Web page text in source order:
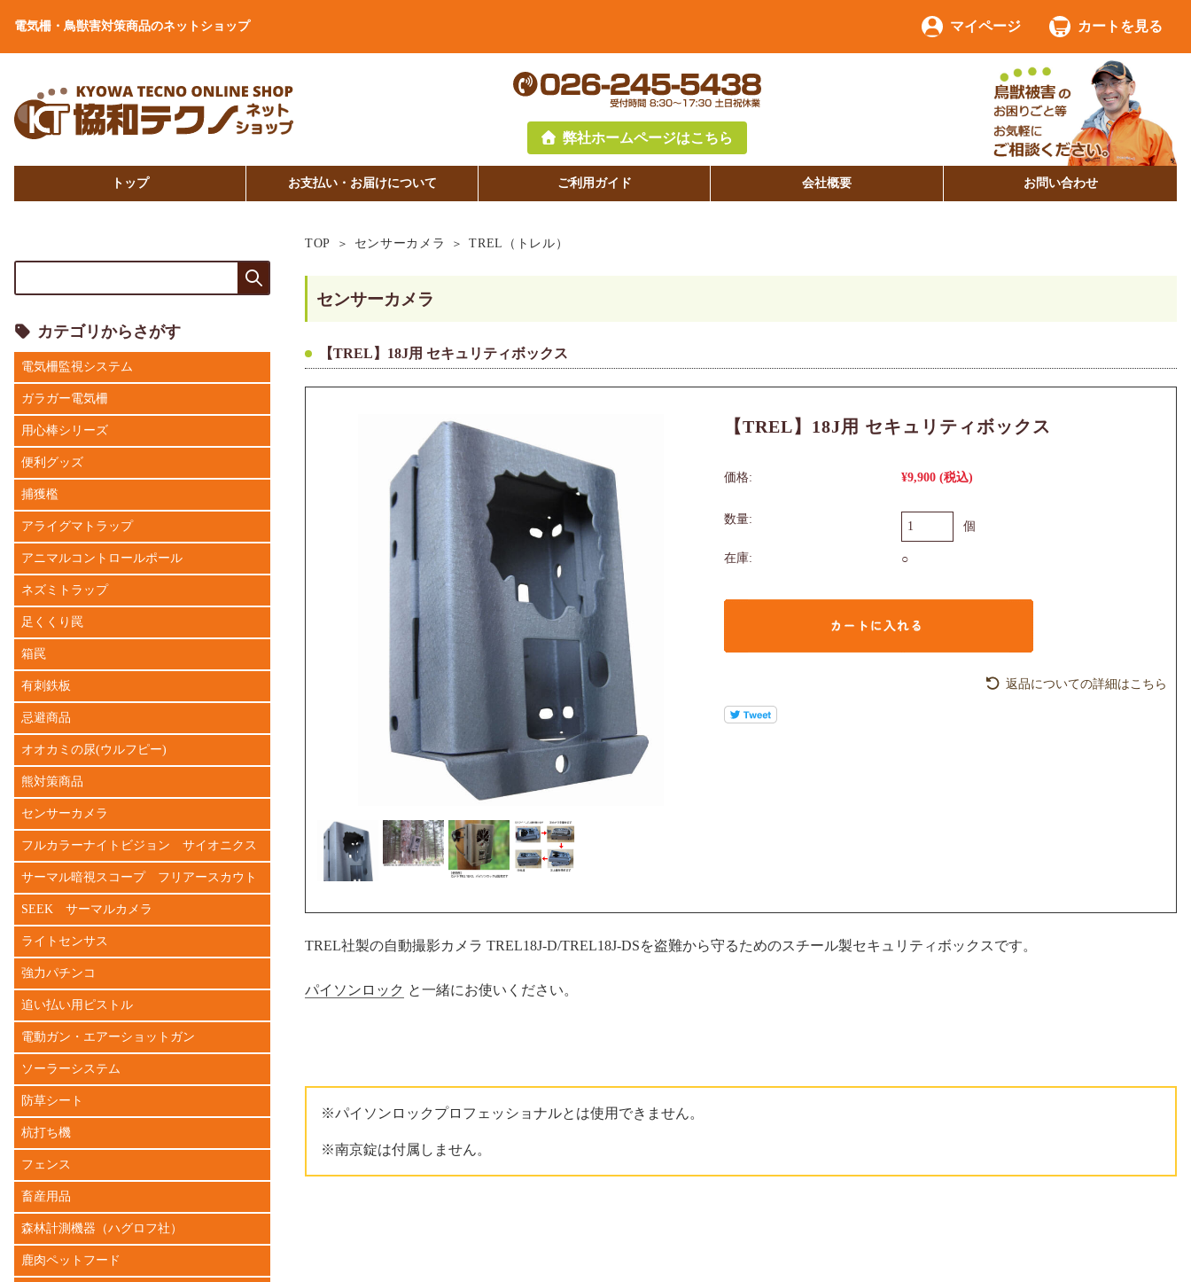
電気柵・鳥獣害対策商品のネットショップ マイページ カートを見る
弊社ホームページはこちら
トップ お支払い・お届けについて ご利用ガイド 会社概要 お問い合わせ
TOP センサーカメラ TREL（トレル）
センサーカメラ
【TREL】18J用 セキュリティボックス
【TREL】18J用 セキュリティボックス
価格: ¥9,900 (税込)
数量:
個
在庫: ○
返品についての詳細はこちら
TREL社製の自動撮影カメラ TREL18J-D/TREL18J-DSを盗難から守るためのスチール製セキュリティボックスです。
パイソンロック と一緒にお使いください。
※パイソンロックプロフェッショナルとは使用できません。
※南京錠は付属しません。
カテゴリからさがす
電気柵監視システム
ガラガー電気柵
用心棒シリーズ
便利グッズ
捕獲檻
アライグマトラップ
アニマルコントロールポール
ネズミトラップ
足くくり罠
箱罠
有刺鉄板
忌避商品
オオカミの尿(ウルフピー)
熊対策商品
センサーカメラ
フルカラーナイトビジョン サイオニクス
サーマル暗視スコープ フリアースカウト
SEEK サーマルカメラ
ライトセンサス
強力パチンコ
追い払い用ピストル
電動ガン・エアーショットガン
ソーラーシステム
防草シート
杭打ち機
フェンス
畜産用品
森林計測機器（ハグロフ社）
鹿肉ペットフード